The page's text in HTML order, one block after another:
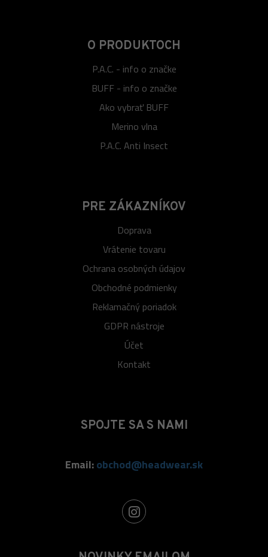
O PRODUKTOCH
P.A.C. - info o značke
BUFF - info o značke
Ako vybrať BUFF
Merino vlna
P.A.C. Anti Insect
PRE ZÁKAZNÍKOV
Doprava
Vrátenie tovaru
Ochrana osobných údajov
Obchodné podmienky
Reklamačný poriadok
GDPR nástroje
Účet
Kontakt
SPOJTE SA S NAMI
Email:obchod@headwear.sk